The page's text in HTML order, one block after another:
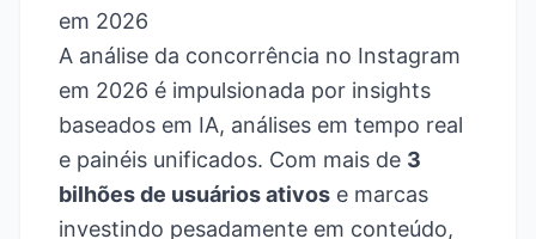
em 2026
A análise da concorrência no Instagram
em 2026 é impulsionada por insights
baseados em IA, análises em tempo real
e painéis unificados. Com mais de 3
bilhões de usuários ativos e marcas
investindo pesadamente em conteúdo,